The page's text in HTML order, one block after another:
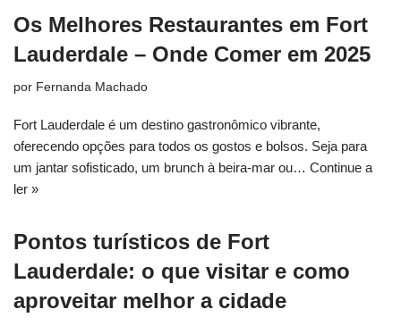
Os Melhores Restaurantes em Fort
Lauderdale – Onde Comer em 2025
por Fernanda Machado
Fort Lauderdale é um destino gastronômico vibrante,
oferecendo opções para todos os gostos e bolsos. Seja para
um jantar sofisticado, um brunch à beira-mar ou… Continue a
ler »
Pontos turísticos de Fort
Lauderdale: o que visitar e como
aproveitar melhor a cidade